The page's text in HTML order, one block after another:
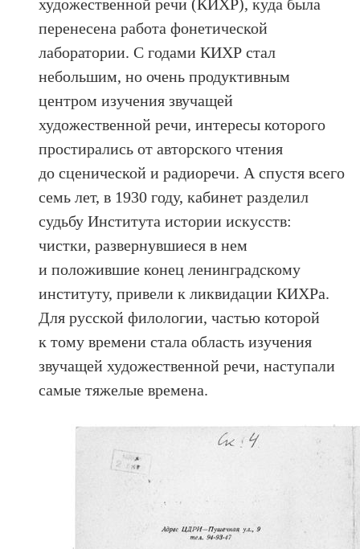
художественной речи (КИХР), куда была
перенесена работа фонетической
лаборатории. С годами КИХР стал
небольшим, но очень продуктивным
центром изучения звучащей
художественной речи, интересы которого
простирались от авторского чтения
до сценической и радиоречи. А спустя всего
семь лет, в 1930 году, кабинет разделил
судьбу Института истории искусств:
чистки, развернувшиеся в нем
и положившие конец ленинградскому
институту, привели к ликвидации КИХРа.
Для русской филологии, частью которой
к тому времени стала область изучения
звучащей художественной речи, наступали
самые тяжелые времена.